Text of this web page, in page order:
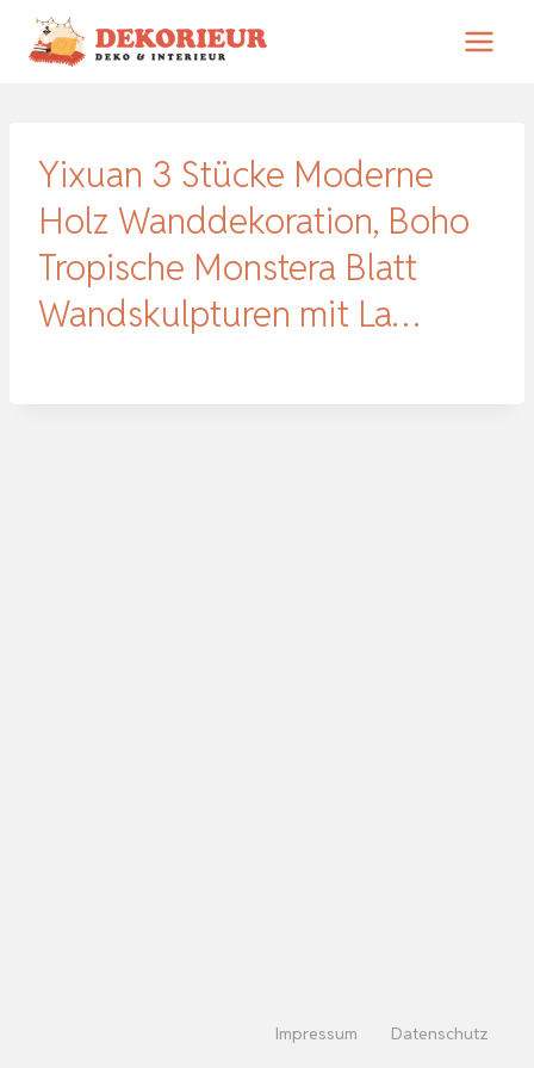
Zum
Inhalt
Yixuan 3 Stücke Moderne
Holz Wanddekoration, Boho
Tropische Monstera Blatt
Wandskulpturen mit La…
Impressum Datenschutz